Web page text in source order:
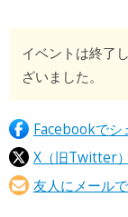
イベントは終了
ざいました。
Facebookでシ
X（旧Twitter
友人にメール